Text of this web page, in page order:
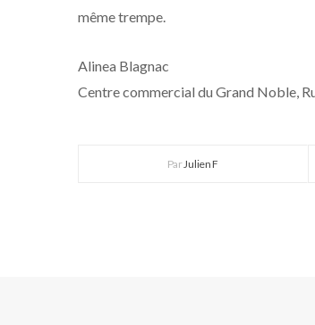
même trempe.
Alinea Blagnac
Centre commercial du Grand Noble,
ParJulien F